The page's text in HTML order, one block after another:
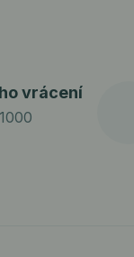
vrácení